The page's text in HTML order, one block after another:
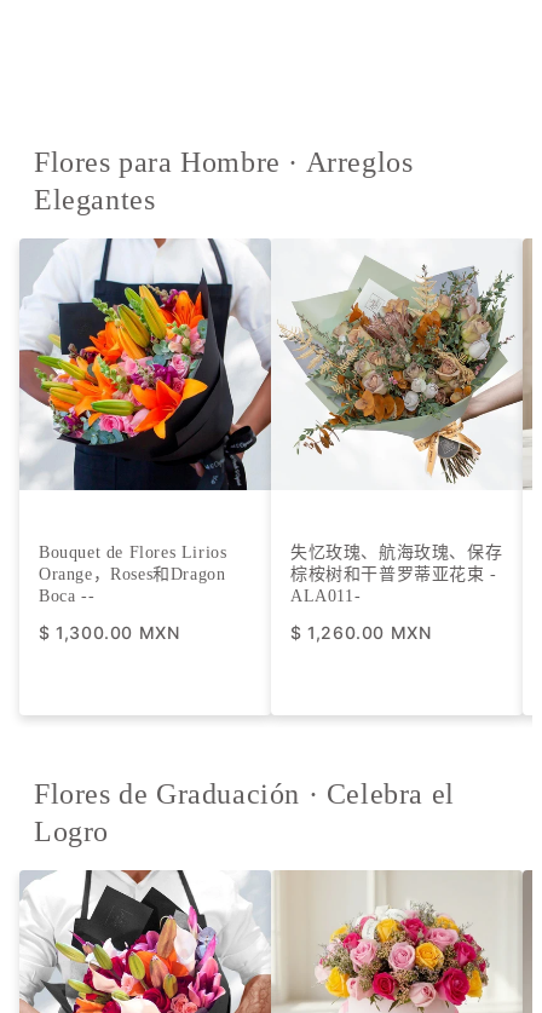
Flores para Hombre · Arreglos
Elegantes
Bouquet de Flores Lirios
Orange，Roses和Dragon
Boca --
$ 1,300.00 MXN
失忆玫瑰、航海玫瑰、保存
棕桉树和干普罗蒂亚花束 -
ALA011-
$ 1,260.00 MXN
Flores de Graduación · Celebra el
Logro